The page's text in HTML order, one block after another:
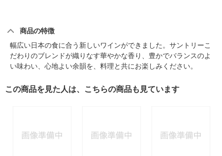
商品の特徴
幅広い日本の食に合う新しいワインができました。サントリーこ
だわりのブレンドが織りなす華やかな香り、豊かでバランスのよ
い味わい、心地よい余韻を、料理と共にお楽しみください。
この商品を見た人は、こちらの商品も見ています